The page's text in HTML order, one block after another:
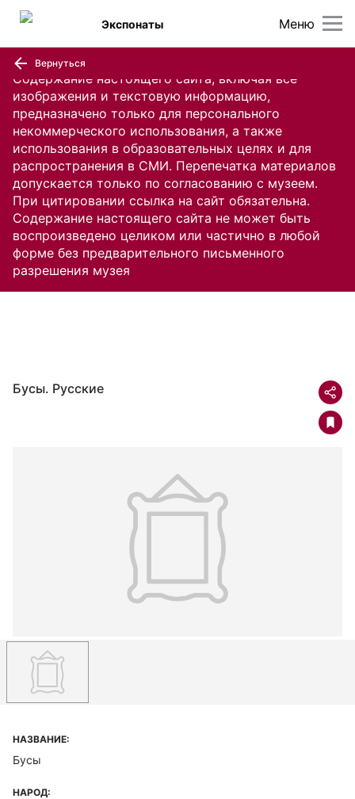
Содержание настоящего сайта, включая все
изображения и текстовую информацию,
предназначено только для персонального
некоммерческого использования, а также
использования в образовательных целях и для
распространения в СМИ. Перепечатка материалов
допускается только по согласованию с музеем.
При цитировании ссылка на сайт обязательна.
Содержание настоящего сайта не может быть
воспроизведено целиком или частично в любой
форме без предварительного письменного
разрешения музея
Меню
Экспонаты
Вернуться
Бусы. Русские
НАЗВАНИЕ:
Бусы
НАРОД: